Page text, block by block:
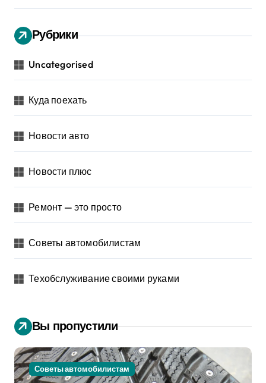
Рубрики
Uncategorised
Куда поехать
Новости авто
Новости плюс
Ремонт — это просто
Советы автомобилистам
Техобслуживание своими руками
Вы пропустили
Советы автомобилистам